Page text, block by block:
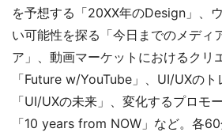
を予想する「20XX年のDesign」、
い可能性を探る「今日までのメディ
ア」、動画マーケットにおけるクリ
「Future w/YouTube」、UI/UXの
「UI/UXの未来」、変化するプロモ
「10 years from NOW」など。各